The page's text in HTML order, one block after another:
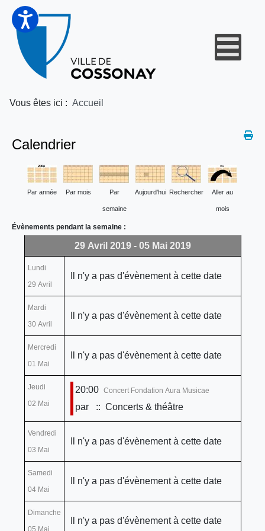
Vous êtes ici : Accueil
Calendrier
Par année Par mois Par
semaine
Aujourd'hui Rechercher Aller au
mois
Évènements pendant la semaine :
29 Avril 2019 - 05 Mai 2019
Lundi
29 Avril
Il n'y a pas d'évènement à cette date
Mardi
30 Avril
Il n'y a pas d'évènement à cette date
Mercredi
01 Mai
Il n'y a pas d'évènement à cette date
Jeudi
02 Mai
20:00 Concert Fondation Aura Musicae
par :: Concerts & théâtre
Vendredi
03 Mai
Il n'y a pas d'évènement à cette date
Samedi
04 Mai
Il n'y a pas d'évènement à cette date
Dimanche
05 Mai
Il n'y a pas d'évènement à cette date